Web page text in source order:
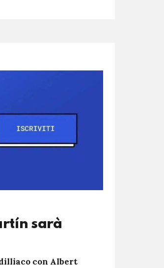
sarà
con Albert